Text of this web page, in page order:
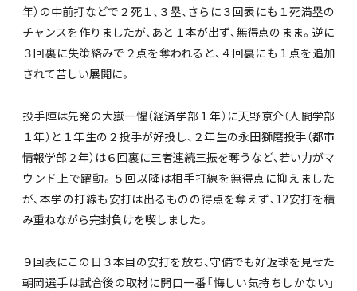
年）の中前打などで２死１、３塁、さらに３回表にも１死満塁の
チャンスを作りましたが、あと１本が出ず、無得点のまま。逆に
３回裏に失策絡みで２点を奪われると、４回裏にも１点を追加
されて苦しい展開に。
投手陣は先発の大嶽一惺（経済学部１年）に天野京介（人間学部
１年）と１年生の２投手が好投し、２年生の永田獅磨投手（都市
情報学部２年）は６回裏に三者連続三振を奪うなど、若い力がマ
ウンド上で躍動。５回以降は相手打線を無得点に抑えました
が、本学の打線も安打は出るものの得点を奪えず、12安打を積
み重ねながら完封負けを喫しました。
９回表にこの日３本目の安打を放ち、守備でも好返球を見せた
朝岡選手は試合後の取材に開口一番「悔しい気持ちしかない」